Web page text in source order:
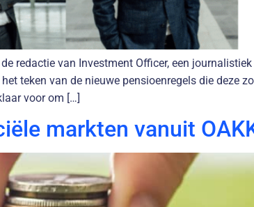
redactie van Investment Officer, een
teken van de nieuwe pensioenregels die deze
voor om […]
markten vanuit